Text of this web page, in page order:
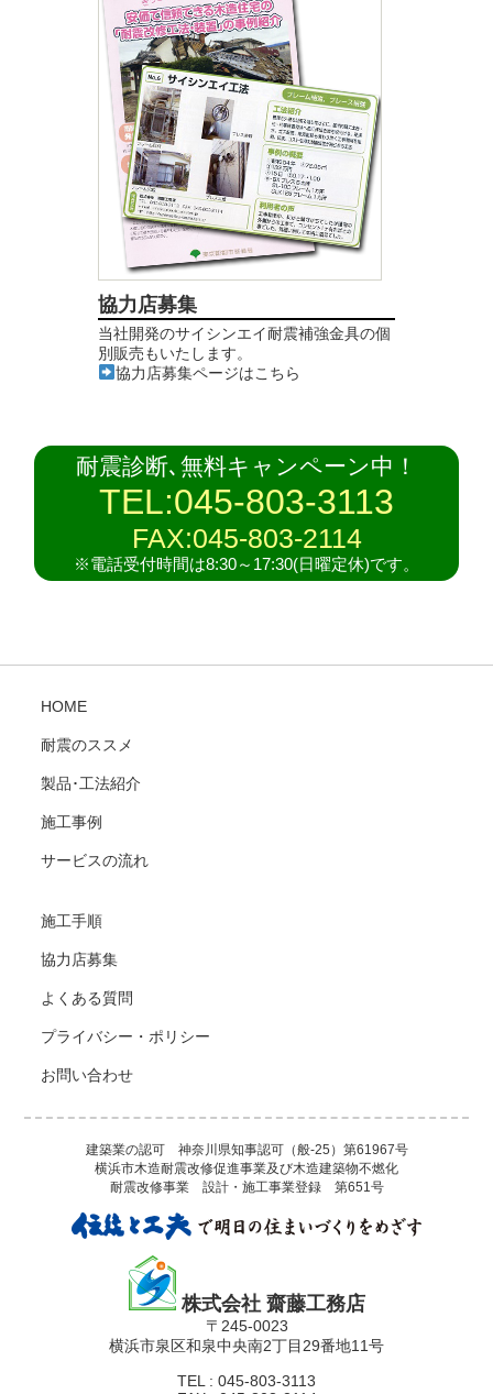
協力店募集
当社開発のサイシンエイ耐震補強金具の個
別販売もいたします。
協力店募集ページはこちら
耐震診断､無料キャンペーン中！
TEL:045-803-3113
FAX:045-803-2114
※電話受付時間は8:30～17:30(日曜定休)です。
HOME
耐震のススメ
製品･工法紹介
施工事例
サービスの流れ
施工手順
協力店募集
よくある質問
プライバシー・ポリシー
お問い合わせ
建築業の認可 神奈川県知事認可（般-25）第61967号
横浜市木造耐震改修促進事業及び木造建築物不燃化
耐震改修事業 設計・施工事業登録 第651号
株式会社 齋藤工務店
〒245-0023
横浜市泉区和泉中央南2丁目29番地11号
TEL : 045-803-3113